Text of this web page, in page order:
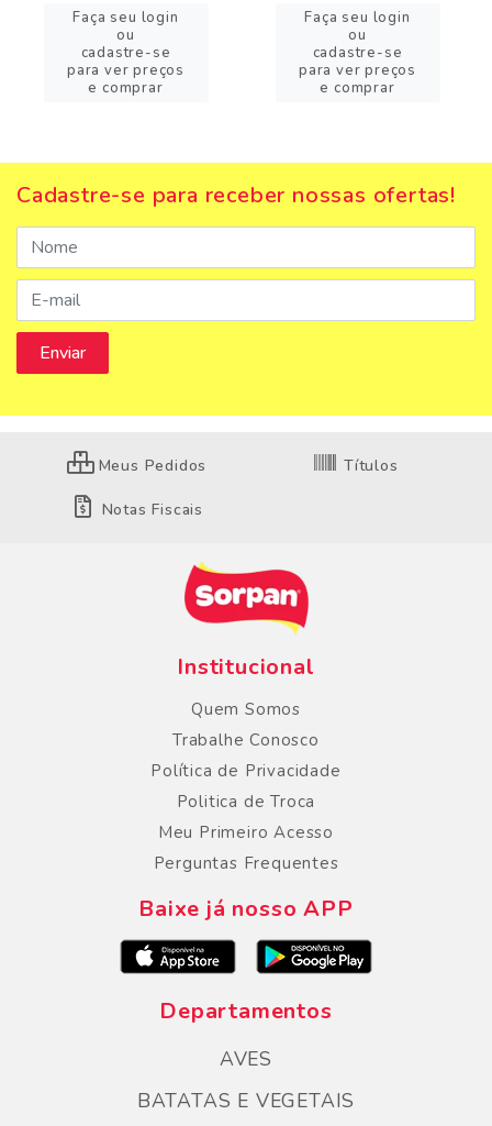
Faça seu login
ou
cadastre-se
para ver preços
e comprar
Faça seu login
ou
cadastre-se
para ver preços
e comprar
Cadastre-se para receber nossas ofertas!
Meus Pedidos Títulos
Notas Fiscais
Institucional
Quem Somos
Trabalhe Conosco
Política de Privacidade
Politica de Troca
Meu Primeiro Acesso
Perguntas Frequentes
Baixe já nosso APP
Departamentos
AVES
BATATAS E VEGETAIS